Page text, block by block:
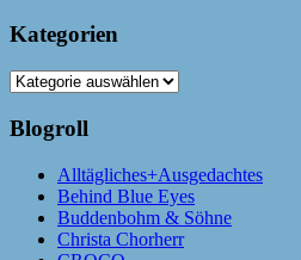
Kategorien
Kategorien
Blogroll
Alltägliches+Ausgedachtes
Behind Blue Eyes
Buddenbohm & Söhne
Christa Chorherr